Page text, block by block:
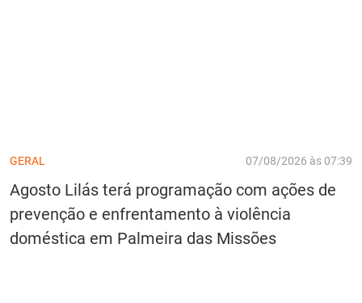
GERAL 07/08/2026 às 07:39
Agosto Lilás terá programação com ações de
prevenção e enfrentamento à violência
doméstica em Palmeira das Missões